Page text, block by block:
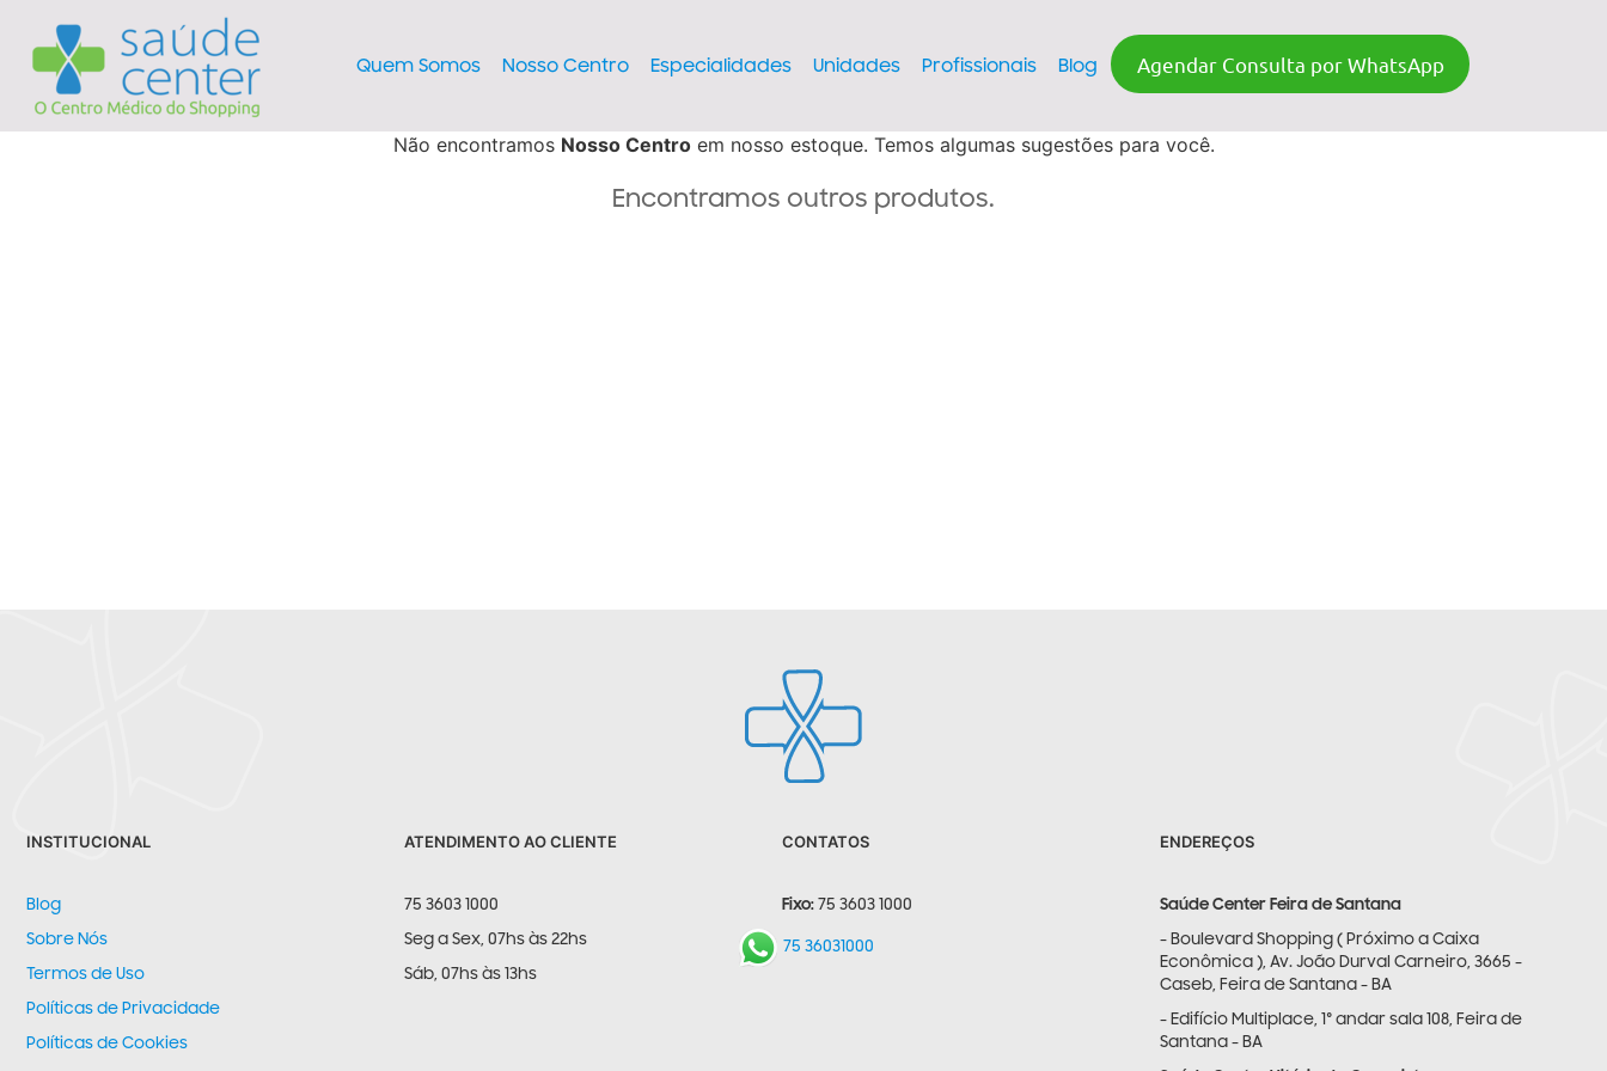
Quem Somos Nosso Centro Especialidades Unidades Profissionais Blog Agendar Consulta por WhatsApp
Não encontramos Nosso Centroem nosso estoque. Temos algumas sugestões para você.
Encontramos outros produtos.
INSTITUCIONAL
Blog
Sobre Nós
Termos de Uso
Políticas de Privacidade
Políticas de Cookies
ATENDIMENTO AO CLIENTE
75 3603 1000
Seg a Sex, 07hs às 22hs
Sáb, 07hs às 13hs
CONTATOS
Fixo:75 3603 1000
75 36031000
ENDEREÇOS
Saúde Center Feira de Santana
- Boulevard Shopping ( Próximo a Caixa
Econômica ), Av. João Durval Carneiro, 3665 -
Caseb, Feira de Santana - BA
- Edifício Multiplace, 1° andar sala 108, Feira de
Santana - BA